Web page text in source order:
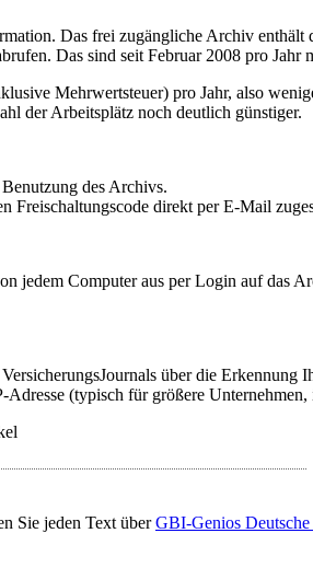
Das frei zugängliche Archiv
Das sind seit Februar 2008 pro
Mehrwertsteuer) pro Jahr, also
der Arbeitsplätz noch deutlich günstiger.
des Archivs.
Freischaltungscode direkt per E-Mail
jedem Computer aus per Login auf das
über die
(typisch für größere
Sie jeden Text überGBI-Genios